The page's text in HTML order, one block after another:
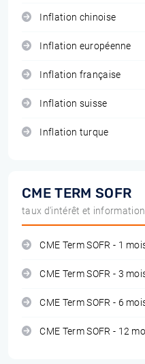
Inflation chinoise
Inflation européenne
Inflation française
Inflation suisse
Inflation turque
CME TERM SOFR
taux d'intérêt et
CME Term SOFR - 1
CME Term SOFR - 3
CME Term SOFR - 6
CME Term SOFR - 12